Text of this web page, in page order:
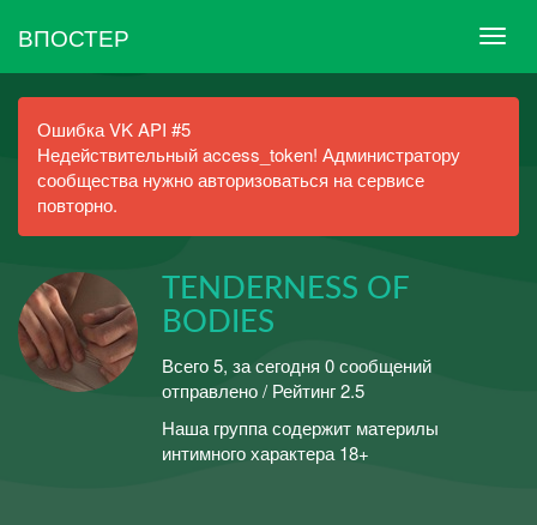
ВПОСТЕР
Ошибка VK API #5
Недействительный access_token! Администратору
сообщества нужно авторизоваться на сервисе
повторно.
TENDERNESS OF
BODIES
Всего 5, за сегодня 0 сообщений
отправлено / Рейтинг 2.5
Наша группа содержит материлы
интимного характера 18+